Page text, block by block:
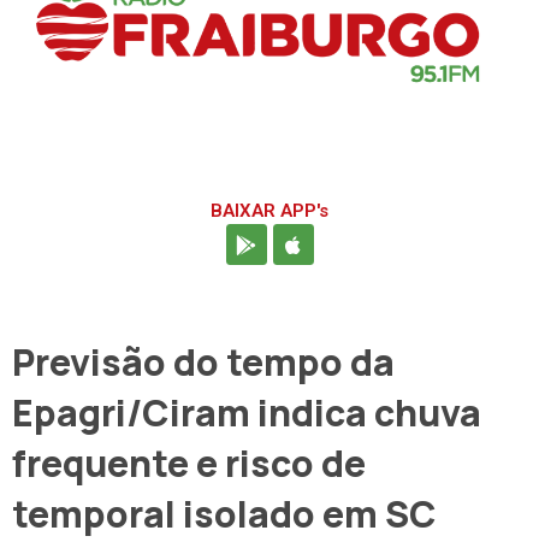
BAIXAR APP's
Previsão do tempo da
Epagri/Ciram indica chuva
frequente e risco de
temporal isolado em SC